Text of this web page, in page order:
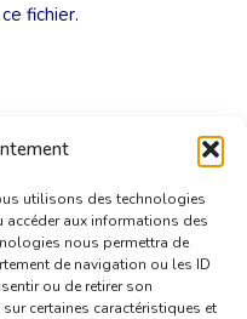
utilisons des technologies
aux informations des
nous permettra de
de navigation ou les ID
ou de retirer son
certaines caractéristiques et
fichier.